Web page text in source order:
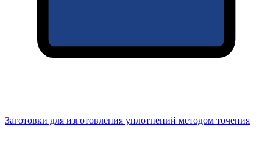
Заготовки для изготовления уплотнений методом точения